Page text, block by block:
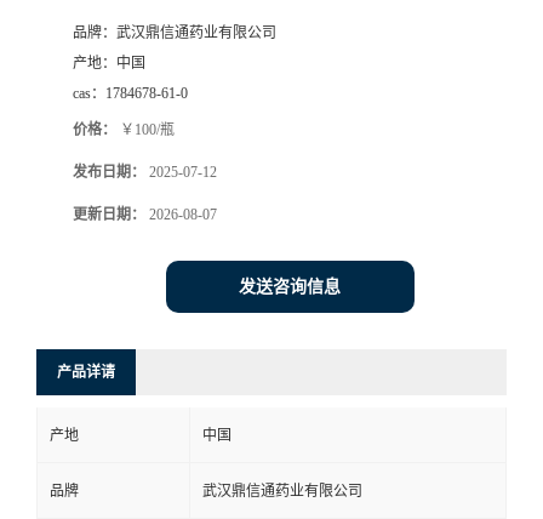
品牌： 武汉鼎信通药业有限公司
产地： 中国
cas： 1784678-61-0
价格： ￥100/瓶
发布日期： 2025-07-12
更新日期： 2026-08-07
发送咨询信息
产品详请
产地 中国
品牌 武汉鼎信通药业有限公司